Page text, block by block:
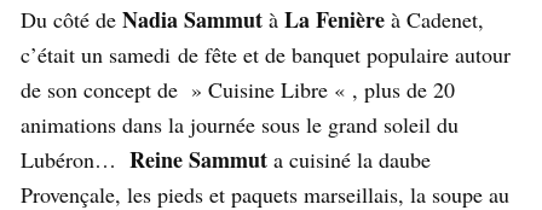
Du côté de Nadia Sammut à La Fenière à Cadenet,
c’était un samedi de fête et de banquet populaire autour
de son concept de » Cuisine Libre « , plus de 20
animations dans la journée sous le grand soleil du
Lubéron… Reine Sammut a cuisiné la daube
Provençale, les pieds et paquets marseillais, la soupe au